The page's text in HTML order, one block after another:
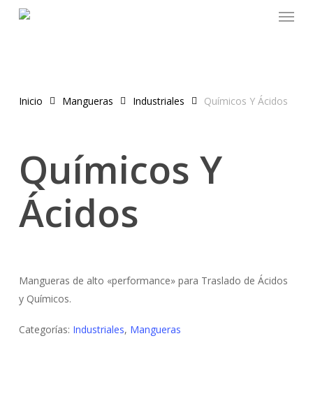
Menu
Inicio Mangueras Industriales Químicos Y Ácidos
Químicos Y
Ácidos
Mangueras de alto «performance» para Traslado de Ácidos
y Químicos.
Categorías: Industriales, Mangueras